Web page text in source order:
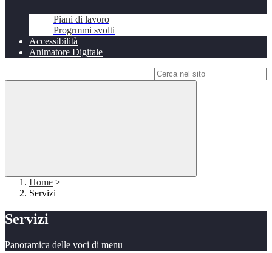
Piani di lavoro
Progrmmi svolti
Accessibilità
Animatore Digitale
Home >
Servizi
Servizi
Panoramica delle voci di menu